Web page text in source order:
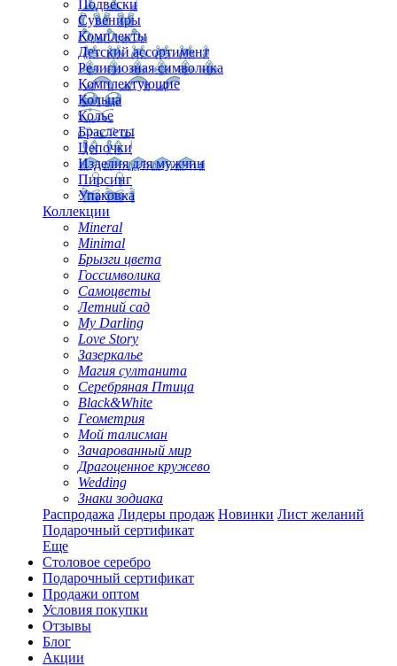
Подвески
Сувениры
Комплекты
Детский ассортимент
Религиозная символика
Комплектующие
Кольца
Колье
Браслеты
Цепочки
Изделия для мужчин
Пирсинг
Упаковка
Коллекции
Mineral
Minimal
Брызги цвета
Госсимволика
Самоцветы
Летний сад
My Darling
Love Story
Зазеркалье
Магия султанита
Серебряная Птица
Black&White
Геометрия
Мой талисман
Зачарованный мир
Драгоценное кружево
Wedding
Знаки зодиака
Распродажа Лидеры продаж Новинки Лист желаний
Подарочный сертификат
Еще
Столовое серебро
Подарочный сертификат
Продажи оптом
Условия покупки
Отзывы
Блог
Акции